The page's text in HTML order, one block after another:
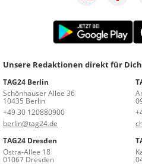
Unsere Redaktionen direkt für
TAG24 Berlin
Schönhauser Allee 36
10435 Berlin
+49 30 120880900
berlin@tag24.de
TAG24 Dresden
Ostra-Allee 18
01067 Dresden